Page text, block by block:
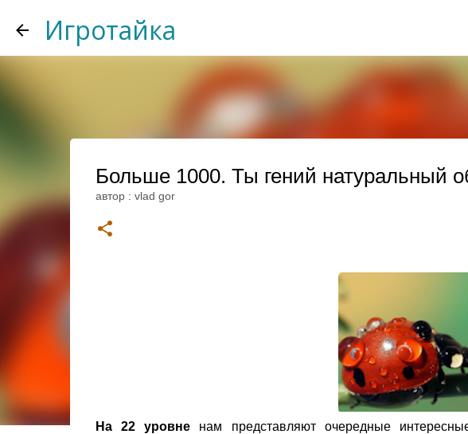
Игротайка
Больше 1000. Ты гений натуральный
автор : vlad gor
На 22 уровне нам представляют очередные